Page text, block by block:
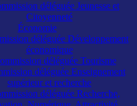
déléguée Jeunesse et
Citoyenneté
Économie
déléguée Développement
économique
déléguée Tourisme
déléguée Enseignement
supérieur et recherche
déléguée Recherche,